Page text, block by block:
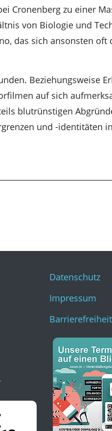
Cronenberg zu einer
von Biologie und
das sich ansonsten oft
Beziehungsweise
auf sich
blutrünstigen
und -identitäten
Datenschutz
Impressum
Barrierefreiheit